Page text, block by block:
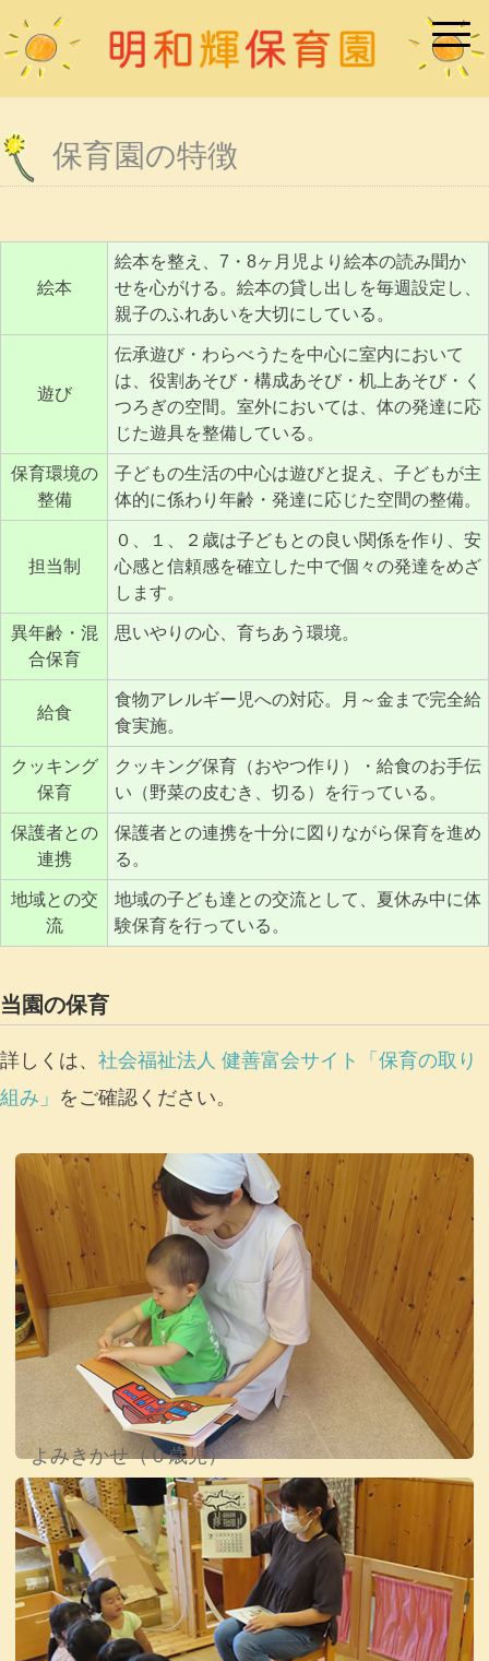
保育園の特徴
絵本
絵本を整え、7・8ヶ月児より絵本の読み聞か
せを心がける。絵本の貸し出しを毎週設定し、
親子のふれあいを大切にしている。
遊び
伝承遊び・わらべうたを中心に室内において
は、役割あそび・構成あそび・机上あそび・く
つろぎの空間。室外においては、体の発達に応
じた遊具を整備している。
保育環境の
整備
子どもの生活の中心は遊びと捉え、子どもが主
体的に係わり年齢・発達に応じた空間の整備。
担当制
０、１、２歳は子どもとの良い関係を作り、安
心感と信頼感を確立した中で個々の発達をめざ
します。
異年齢・混
合保育
思いやりの心、育ちあう環境。
給食
食物アレルギー児への対応。月～金まで完全給
食実施。
クッキング
保育
クッキング保育（おやつ作り）・給食のお手伝
い（野菜の皮むき、切る）を行っている。
保護者との
連携
保護者との連携を十分に図りながら保育を進め
る。
地域との交
流
地域の子ども達との交流として、夏休み中に体
験保育を行っている。
当園の保育
詳しくは、 社会福祉法人 健善富会サイト「保育の取り
組み」 をご確認ください。
よみきかせ（０歳児）